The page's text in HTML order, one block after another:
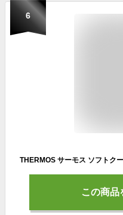
6
この商品